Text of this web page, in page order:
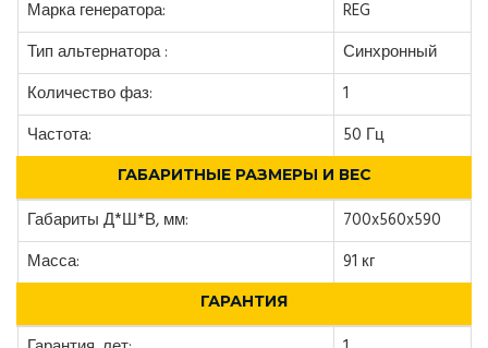
Марка генератора:
REG
Тип альтернатора :
Синхронный
Количество фаз:
1
Частота:
50 Гц
ГАБАРИТНЫЕ РАЗМЕРЫ И ВЕС
Габариты Д*Ш*В, мм:
700x560x590
Масса:
91 кг
ГАРАНТИЯ